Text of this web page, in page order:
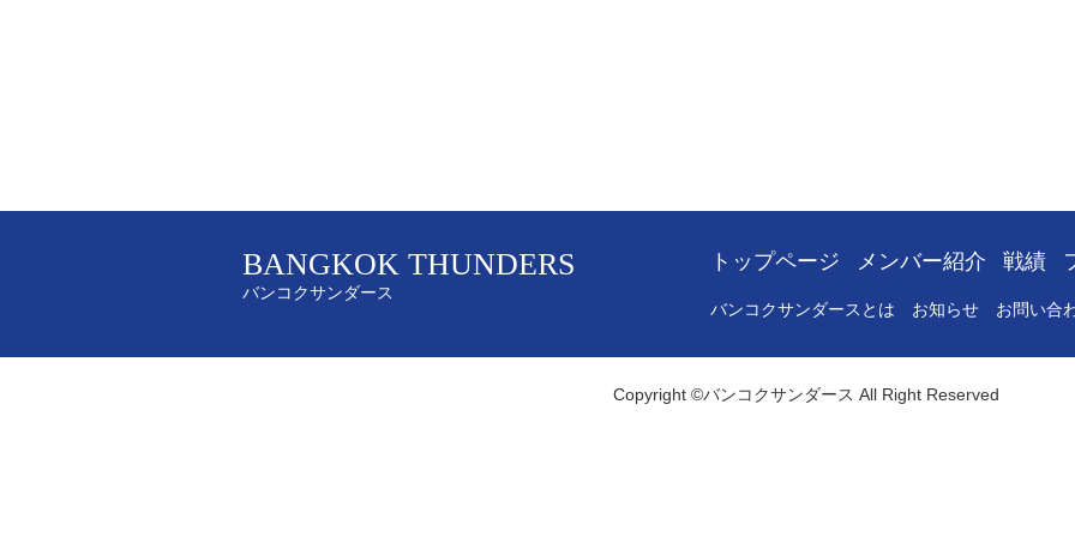
BANGKOK THUNDERS
バンコクサンダース
トップページ メンバー紹介 戦績
バンコクサンダースとは お知らせ お問い合
Copyright ©バンコクサンダース All Right Reserved